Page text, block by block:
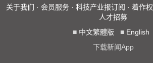
关于我们 · 会员服务 · 科技产业报订阅 · 着作权
人才招募
■ 中文繁體版 ■ English
下载新闻App